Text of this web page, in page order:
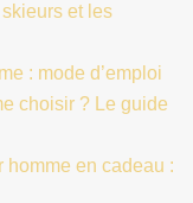
et les
: mode d’emploi
choisir ? Le guide
en cadeau :